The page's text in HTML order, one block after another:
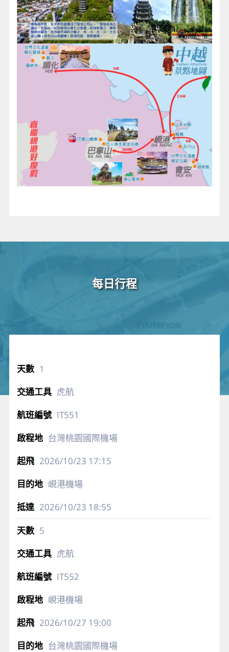
每日行程
1
虎航
IT551
台灣桃園國際機場
2026/10/23 17:15
峴港機場
2026/10/23 18:55
5
虎航
IT552
峴港機場
2026/10/27 19:00
台灣桃園國際機場